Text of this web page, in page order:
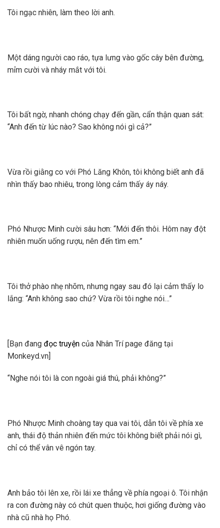
Tôi ngạc nhiên, làm theo lời anh.
Một dáng người cao ráo, tựa lưng vào gốc cây bên đường,
mỉm cười và nháy mắt với tôi.
Tôi bất ngờ, nhanh chóng chạy đến gần, cẩn thận quan sát:
“Anh đến từ lúc nào? Sao không nói gì cả?”
Vừa rồi giằng co với Phó Lăng Khôn, tôi không biết anh đã
nhìn thấy bao nhiêu, trong lòng cảm thấy áy náy.
Phó Nhược Minh cười sâu hơn: “Mới đến thôi. Hôm nay đột
nhiên muốn uống rượu, nên đến tìm em.”
Tôi thở phào nhẹ nhõm, nhưng ngay sau đó lại cảm thấy lo
lắng: “Anh không sao chứ? Vừa rồi tôi nghe nói…”
[Bạn đang đọc truyện của Nhân Trí page đăng tại
Monkeyd.vn]
“Nghe nói tôi là con ngoài giá thú, phải không?”
Phó Nhược Minh choàng tay qua vai tôi, dẫn tôi về phía xe
anh, thái độ thản nhiên đến mức tôi không biết phải nói gì,
chỉ có thể vân vê ngón tay.
Anh bảo tôi lên xe, rồi lái xe thẳng về phía ngoại ô. Tôi nhận
ra con đường này có chút quen thuộc, hơi giống đường vào
nhà cũ nhà họ Phó.